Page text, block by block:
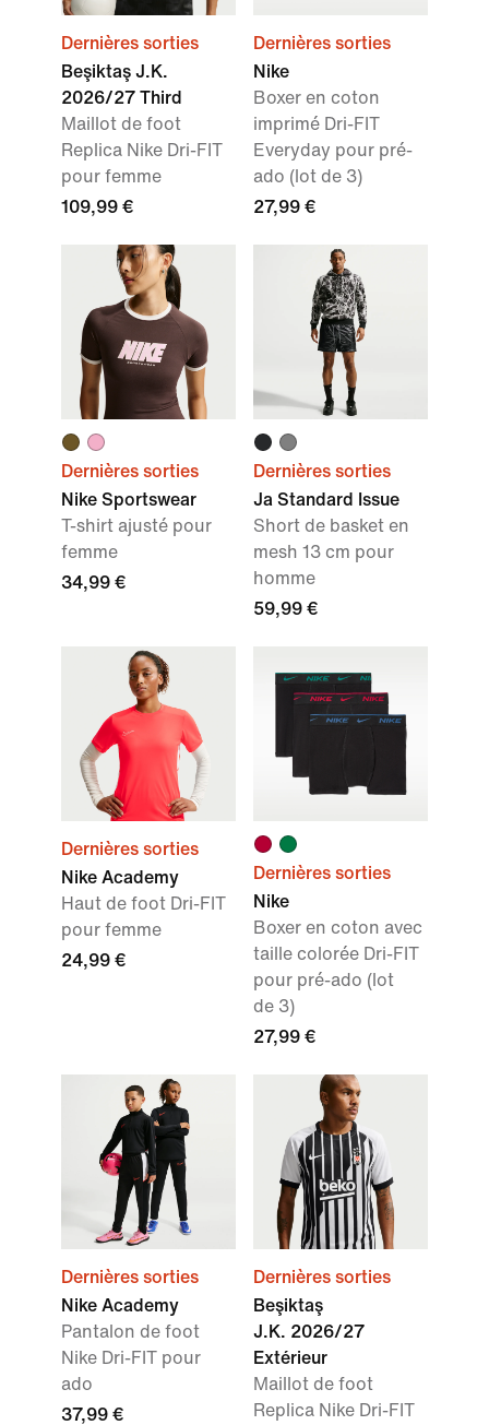
Dernières sorties
Beşiktaş J.K.
2026/27 Third
Maillot de foot
Replica Nike Dri-FIT
pour femme
109,99 €
Dernières sorties
Nike
Boxer en coton
imprimé Dri-FIT
Everyday pour pré-
ado (lot de 3)
27,99 €
Dernières sorties
Nike Sportswear
T-shirt ajusté pour
femme
34,99 €
Dernières sorties
Ja Standard Issue
Short de basket en
mesh 13 cm pour
homme
59,99 €
Dernières sorties
Nike Academy
Haut de foot Dri-FIT
pour femme
24,99 €
Dernières sorties
Nike
Boxer en coton avec
taille colorée Dri-FIT
pour pré-ado (lot
de 3)
27,99 €
Dernières sorties
Nike Academy
Pantalon de foot
Nike Dri-FIT pour
ado
37,99 €
Dernières sorties
Beşiktaş
J.K. 2026/27
Extérieur
Maillot de foot
Replica Nike Dri-FIT